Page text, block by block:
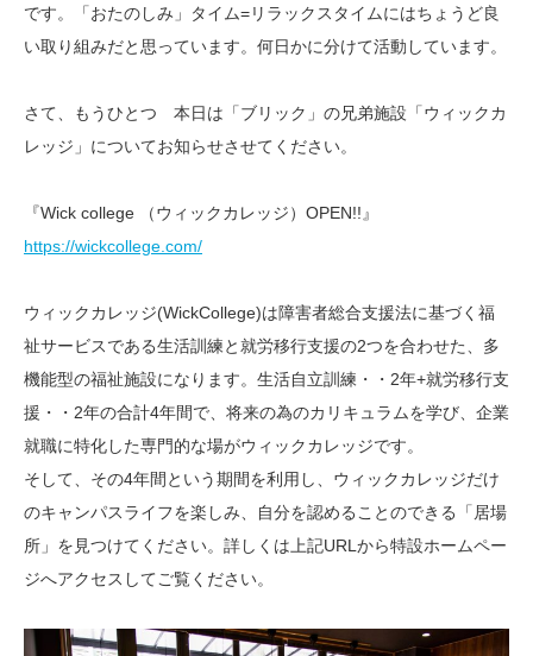
です。「おたのしみ」タイム=リラックスタイムにはちょうど良
い取り組みだと思っています。何日かに分けて活動しています。
さて、もうひとつ 本日は「ブリック」の兄弟施設「ウィックカ
レッジ」についてお知らせさせてください。
『Wick college （ウィックカレッジ）OPEN!!』
https://wickcollege.com/
ウィックカレッジ(WickCollege)は障害者総合支援法に基づく福
祉サービスである生活訓練と就労移行支援の2つを合わせた、多
機能型の福祉施設になります。生活自立訓練・・2年+就労移行支
援・・2年の合計4年間で、将来の為のカリキュラムを学び、企業
就職に特化した専門的な場がウィックカレッジです。
そして、その4年間という期間を利用し、ウィックカレッジだけ
のキャンパスライフを楽しみ、自分を認めることのできる「居場
所」を見つけてください。詳しくは上記URLから特設ホームペー
ジへアクセスしてご覧ください。